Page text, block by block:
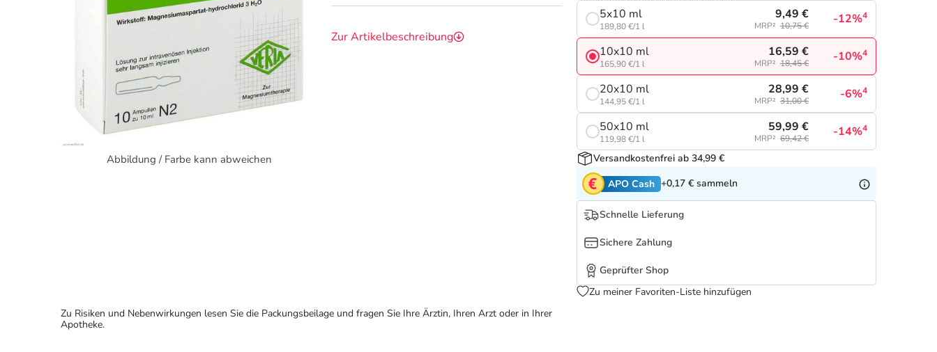
Abbildung / Farbe kann abweichen
Zur Artikelbeschreibung
5x10 ml
189,80 €/1 l
9,49 €
MRP² 10,75 € -12%4
10x10 ml
165,90 €/1 l
16,59 €
MRP² 18,45 € -10%4
20x10 ml
144,95 €/1 l
28,99 €
MRP² 31,00 € -6%4
50x10 ml
119,98 €/1 l
59,99 €
MRP² 69,42 € -14%4
Versandkostenfrei ab 34,99 €
APO Cash +0,17 € sammeln
Schnelle Lieferung
Sichere Zahlung
Geprüfter Shop
Zu meiner Favoriten-Liste hinzufügen
Zu Risiken und Nebenwirkungen lesen Sie die Packungsbeilage und fragen Sie Ihre Ärztin, Ihren Arzt oder in Ihrer
Apotheke.